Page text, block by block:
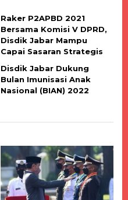
Raker P2APBD 2021
Bersama Komisi V DPRD,
Disdik Jabar Mampu
Capai Sasaran Strategis
Disdik Jabar Dukung
Bulan Imunisasi Anak
Nasional (BIAN) 2022